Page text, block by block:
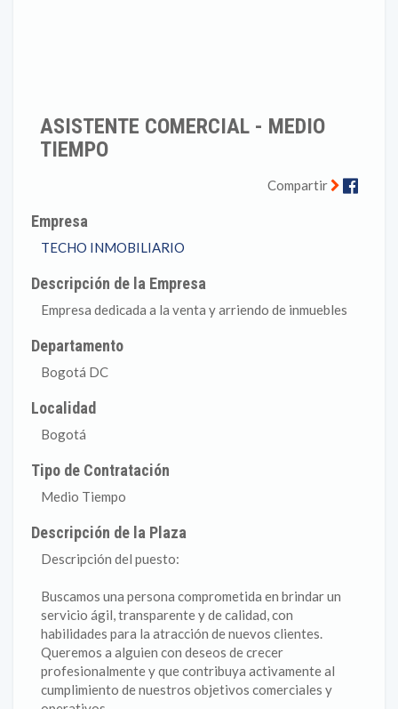
ASISTENTE COMERCIAL - MEDIO
TIEMPO
Compartir
Empresa
TECHO INMOBILIARIO
Descripción de la Empresa
Empresa dedicada a la venta y arriendo de inmuebles
Departamento
Bogotá DC
Localidad
Bogotá
Tipo de Contratación
Medio Tiempo
Descripción de la Plaza
Descripción del puesto:
Buscamos una persona comprometida en brindar un
servicio ágil, transparente y de calidad, con
habilidades para la atracción de nuevos clientes.
Queremos a alguien con deseos de crecer
profesionalmente y que contribuya activamente al
cumplimiento de nuestros objetivos comerciales y